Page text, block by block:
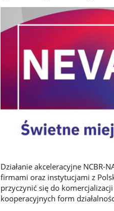
Działanie akceleracyjne NCBR-
firmami oraz instytucjami z
przyczynić się do
kooperacyjnych form